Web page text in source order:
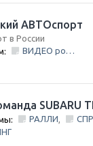
АВТОспорт
в России
ВИДЕО ролики и фильмы
SUBARU
РАЛЛИ,